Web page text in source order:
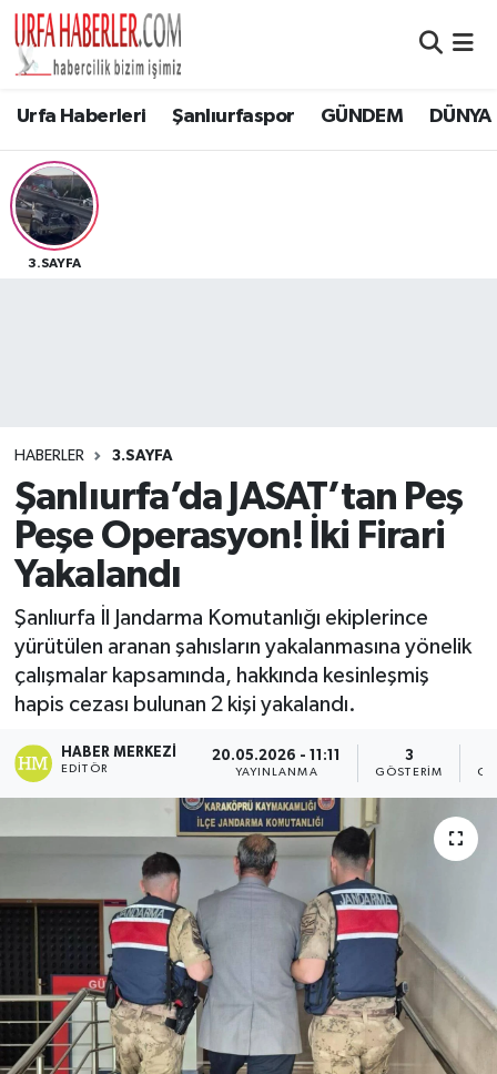
Urfa Haberleri Şanlıurfaspor GÜNDEM DÜNYA
3.SAYFA
HABERLER 3.SAYFA
Şanlıurfa’da JASAT’tan Peş
Peşe Operasyon! İki Firari
Yakalandı
Şanlıurfa İl Jandarma Komutanlığı ekiplerince
yürütülen aranan şahısların yakalanmasına yönelik
çalışmalar kapsamında, hakkında kesinleşmiş
hapis cezası bulunan 2 kişi yakalandı.
HABER MERKEZI
EDITÖR
20.05.2026 - 11:11
YAYINLANMA
3
GÖSTERIM
Şanlıurfa Nöbetçi Eczaneler
Şanlıurfa Namaz Vakitleri
Şanlıurfa Trafik Yoğunluk Haritası
Haber Arşivi